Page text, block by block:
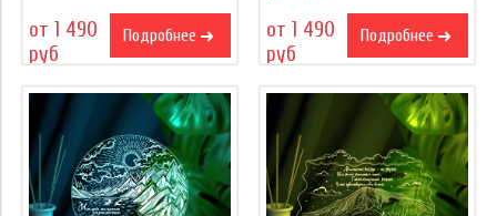
от 1 490
руб
Подробнее
от 1 490
руб
Подробнее